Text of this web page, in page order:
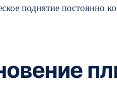
поднятие постоянно